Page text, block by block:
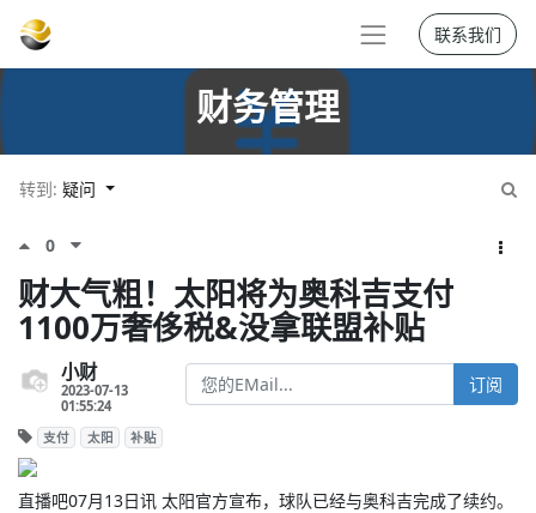
联系我们
财务管理
转到: 疑问
0
财大气粗！太阳将为奥科吉支付
1100万奢侈税&没拿联盟补贴
小财
2023-07-13
01:55:24
订阅
支付 太阳 补贴
直播吧07月13日讯 太阳官方宣布，球队已经与奥科吉完成了续约。